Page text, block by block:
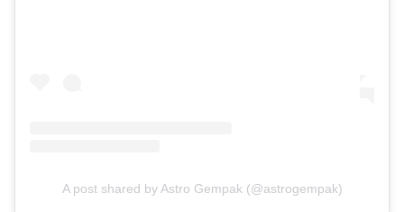
A post shared by Astro Gempak (@astrogempak)